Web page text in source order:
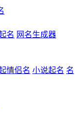
名 网名生成器
情侣名 小说起名 名